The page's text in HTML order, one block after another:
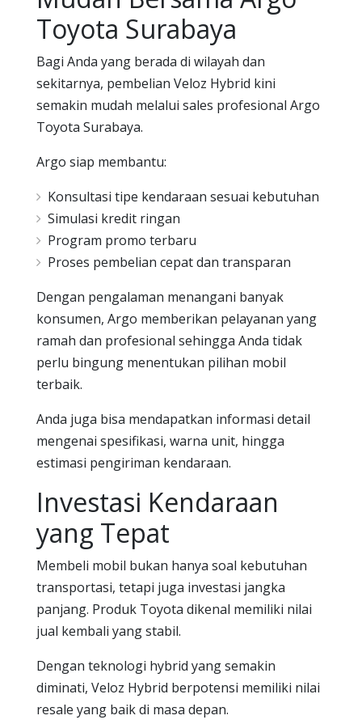
Toyota Surabaya
Bagi Anda yang berada di wilayah dan
sekitarnya, pembelian Veloz Hybrid kini
semakin mudah melalui sales profesional Argo
Toyota Surabaya.
Argo siap membantu:
Konsultasi tipe kendaraan sesuai kebutuhan
Simulasi kredit ringan
Program promo terbaru
Proses pembelian cepat dan transparan
Dengan pengalaman menangani banyak
konsumen, Argo memberikan pelayanan yang
ramah dan profesional sehingga Anda tidak
perlu bingung menentukan pilihan mobil
terbaik.
Anda juga bisa mendapatkan informasi detail
mengenai spesifikasi, warna unit, hingga
estimasi pengiriman kendaraan.
Investasi Kendaraan
yang Tepat
Membeli mobil bukan hanya soal kebutuhan
transportasi, tetapi juga investasi jangka
panjang. Produk Toyota dikenal memiliki nilai
jual kembali yang stabil.
Dengan teknologi hybrid yang semakin
diminati, Veloz Hybrid berpotensi memiliki nilai
resale yang baik di masa depan.